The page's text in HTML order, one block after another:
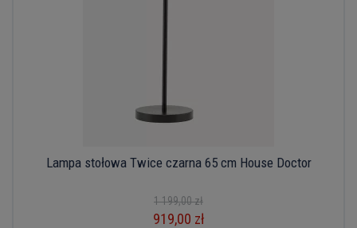
Lampa stołowa Twice czarna 65 cm House Doctor
1 199,00 zł
919,00 zł